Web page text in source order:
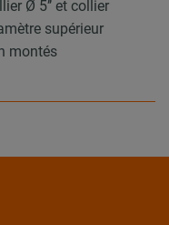
Ø 5’’ et collier
supérieur
montés